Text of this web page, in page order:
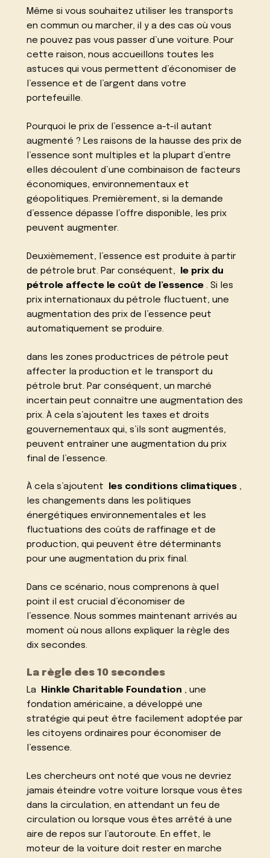
Même si vous souhaitez utiliser les transports
en commun ou marcher, il y a des cas où vous
ne pouvez pas vous passer d’une voiture. Pour
cette raison, nous accueillons toutes les
astuces qui vous permettent d’économiser de
l’essence et de l’argent dans votre
portefeuille.
Pourquoi le prix de l’essence a-t-il autant
augmenté ? Les raisons de la hausse des prix de
l’essence sont multiples et la plupart d’entre
elles découlent d’une combinaison de facteurs
économiques, environnementaux et
géopolitiques. Premièrement, si la demande
d’essence dépasse l’offre disponible, les prix
peuvent augmenter.
Deuxièmement, l’essence est produite à partir
de pétrole brut. Par conséquent,
le prix du
pétrole affecte le coût de l’essence . Si les
prix internationaux du pétrole fluctuent, une
augmentation des prix de l’essence peut
automatiquement se produire.
dans les zones productrices de pétrole peut
affecter la production et le transport du
pétrole brut. Par conséquent, un marché
incertain peut connaître une augmentation des
prix. À cela s’ajoutent les taxes et droits
gouvernementaux qui, s’ils sont augmentés,
peuvent entraîner une augmentation du prix
final de l’essence.
À cela s’ajoutent les conditions climatiques ,
les changements dans les politiques
énergétiques environnementales et les
fluctuations des coûts de raffinage et de
production, qui peuvent être déterminants
pour une augmentation du prix final.
Dans ce scénario, nous comprenons à quel
point il est crucial d’économiser de
l’essence. Nous sommes maintenant arrivés au
moment où nous allons expliquer la règle des
dix secondes.
La règle des 10 secondes
La Hinkle Charitable Foundation , une
fondation américaine, a développé une
stratégie qui peut être facilement adoptée par
les citoyens ordinaires pour économiser de
l’essence.
Les chercheurs ont noté que vous ne devriez
jamais éteindre votre voiture lorsque vous êtes
dans la circulation, en attendant un feu de
circulation ou lorsque vous êtes arrêté à une
aire de repos sur l’autoroute. En effet, le
moteur de la voiture doit rester en marche